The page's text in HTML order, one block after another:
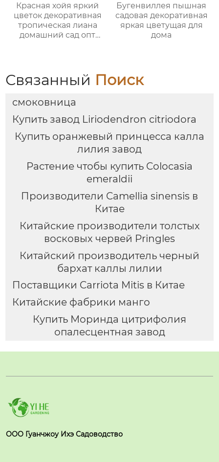
Красная хойя яркий
цветок декоративная
тропическая лиана
домашний сад опт
Бугенвиллея пышная
садовая декоративная
яркая цветущая для
дома
Связанный Поиск
смоковница
Купить завод Liriodendron citriodora
Купить оранжевый принцесса калла
лилия завод
Растение чтобы купить Colocasia
emeraldii
Производители Camellia sinensis в
Китае
Китайские производители толстых
восковых червей Pringles
Китайский производитель черный
бархат каллы лилии
Поставщики Carriota Mitis в Китае
Китайские фабрики манго
Купить Моринда цитрифолия
опалесцентная завод
ООО Гуанчжоу Ихэ Садоводство